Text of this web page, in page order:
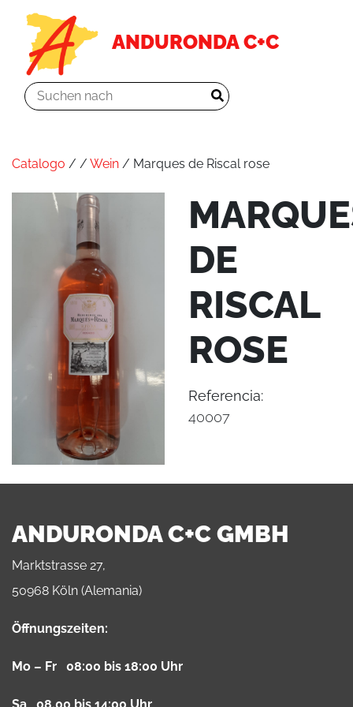
ANDURONDA C+C
Catalogo / / Wein / Marques de Riscal rose
DE
RISCAL
ROSE
Referencia:
40007
ANDURONDA C+C GMBH
Marktstrasse 27,
50968 Köln (Alemania)
Öffnungszeiten:
Mo – Fr 08:00 bis 18:00 Uhr